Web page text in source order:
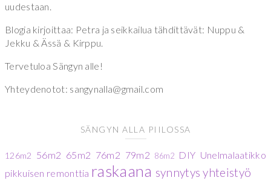
uudestaan.
Blogia kirjoittaa: Petra ja seikkailua tähdittävät: Nuppu &
Jekku & Ässä & Kirppu.
Tervetuloa Sängyn alle!
Yhteydenotot: sangynalla@gmail.com
SÄNGYN ALLA PIILOSSA
126m2 56m2 65m2 76m2 79m2 86m2 DIY Unelmalaatikko
pikkuisen remonttia raskaana synnytys yhteistyö